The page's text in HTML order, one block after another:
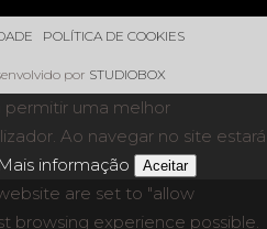
POLÍTICA DE COOKIES
por STUDIOBOX
permitir uma melhor
Ao navegar no site estará
Mais informação Aceitar
are set to "allow
browsing experience possible.